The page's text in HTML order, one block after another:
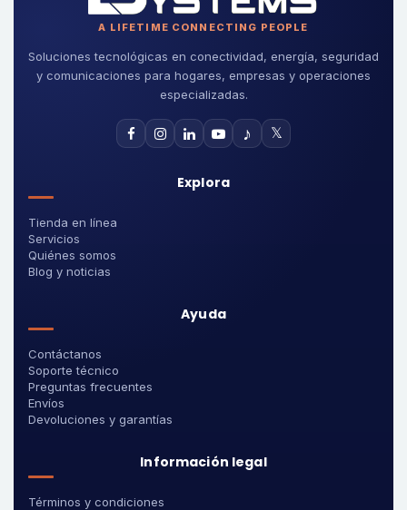
A LIFETIME CONNECTING PEOPLE
Soluciones tecnológicas en conectividad, energía, seguridad
y comunicaciones para hogares, empresas y operaciones
especializadas.
♪ 𝕏
Explora
Tienda en línea
Servicios
Quiénes somos
Blog y noticias
Ayuda
Contáctanos
Soporte técnico
Preguntas frecuentes
Envíos
Devoluciones y garantías
Información legal
Términos y condiciones